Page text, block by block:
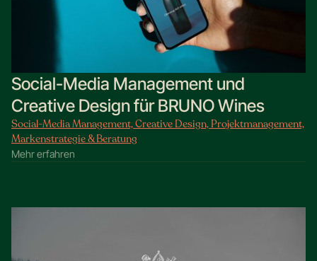
Social-Media Management und
Creative Design für BRUNO Wines
Social-Media Management, Creative Design, Projektmanagement,
Markenstrategie & Beratung
Mehr erfahren